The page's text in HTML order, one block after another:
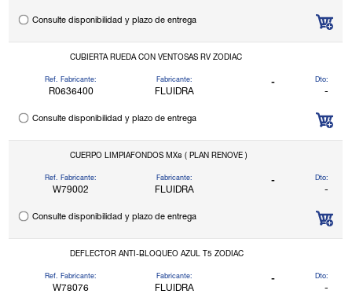
Consulte disponibilidad y plazo de entrega
CUBIERTA RUEDA CON VENTOSAS RV ZODIAC
Ref. Fabricante:
R0636400
Fabricante:
FLUIDRA
- Dto:
-
Consulte disponibilidad y plazo de entrega
CUERPO LIMPIAFONDOS MX8 ( PLAN RENOVE )
Ref. Fabricante:
W79002
Fabricante:
FLUIDRA
- Dto:
-
Consulte disponibilidad y plazo de entrega
DEFLECTOR ANTI-BLOQUEO AZUL T5 ZODIAC
Ref. Fabricante:
W78076
Fabricante:
FLUIDRA
- Dto:
-